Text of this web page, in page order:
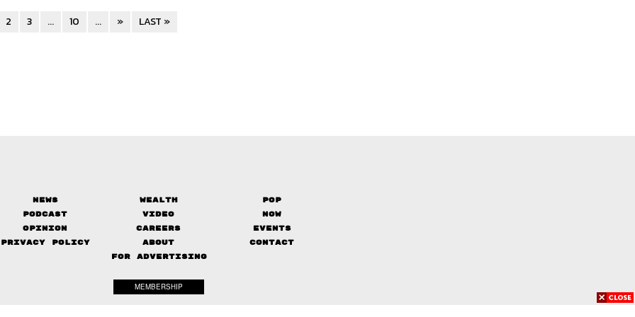
2 3 ... 10 ... » LAST »
News Wealth
Pop
Podcast
Video
Now
Opinion
Careers
Events
Privacy Policy
About
Contact
FOR ADVERTISING
MEMBERSHIP